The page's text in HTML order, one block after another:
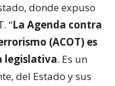
donde expuso
“La Agenda contra
(ACOT) es
legislativa. Es un
del Estado y sus